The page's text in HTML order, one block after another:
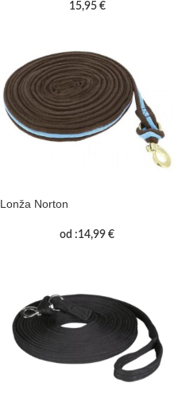
15,95 €
Lonža Norton
od :14,99 €